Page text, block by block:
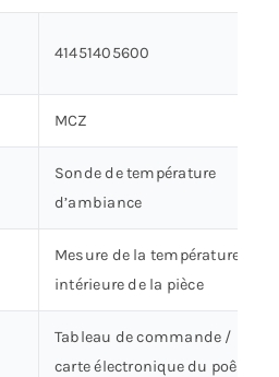
41451405600
MCZ
Sonde de température
d’ambiance
Mesure de la température
intérieure de la pièce
Tableau de commande /
carte électronique du poêle